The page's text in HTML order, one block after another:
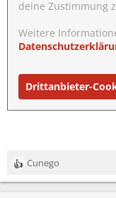
deine Zustimmung
Weitere
Drittanbieter-
R
e
Cunego